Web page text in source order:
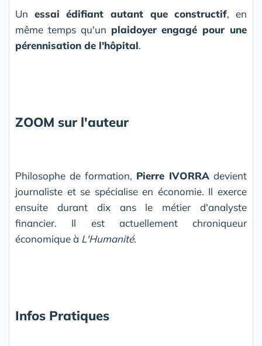
Un essai édifiant autant que constructif, en
même temps qu'un plaidoyer engagé pour une
pérennisation de l'hôpital.
ZOOM sur l'auteur
Philosophe de formation, Pierre IVORRA devient
jour­naliste et se spécialise en économie. Il exerce
ensuite du­rant dix ans le métier d'analyste
financier. Il est actuelle­ment chroniqueur
économique à L'Humanité.
Infos Pratiques